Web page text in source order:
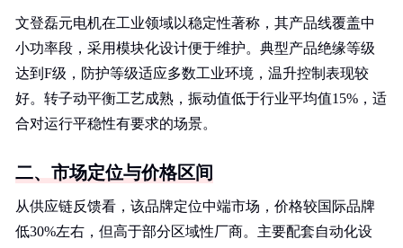
文登磊元电机在工业领域以稳定性著称，其产品线覆盖中
小功率段，采用模块化设计便于维护。典型产品绝缘等级
达到F级，防护等级适应多数工业环境，温升控制表现较
好。转子动平衡工艺成熟，振动值低于行业平均值15%，适
合对运行平稳性有要求的场景。
二、市场定位与价格区间
从供应链反馈看，该品牌定位中端市场，价格较国际品牌
低30%左右，但高于部分区域性厂商。主要配套自动化设